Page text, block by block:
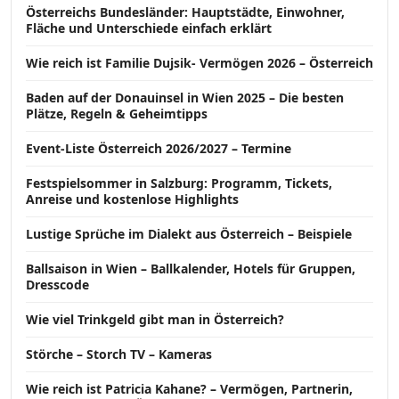
Österreichs Bundesländer: Hauptstädte, Einwohner,
Fläche und Unterschiede einfach erklärt
Wie reich ist Familie Dujsik- Vermögen 2026 – Österreich
Baden auf der Donauinsel in Wien 2025 – Die besten
Plätze, Regeln & Geheimtipps
Event-Liste Österreich 2026/2027 – Termine
Festspielsommer in Salzburg: Programm, Tickets,
Anreise und kostenlose Highlights
Lustige Sprüche im Dialekt aus Österreich – Beispiele
Ballsaison in Wien – Ballkalender, Hotels für Gruppen,
Dresscode
Wie viel Trinkgeld gibt man in Österreich?
Störche – Storch TV – Kameras
Wie reich ist Patricia Kahane? – Vermögen, Partnerin,